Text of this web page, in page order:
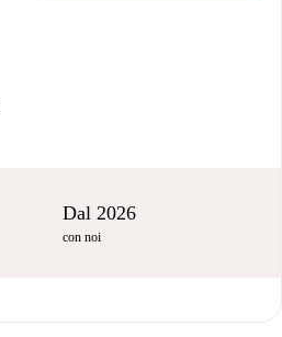
Dal 2026
con noi